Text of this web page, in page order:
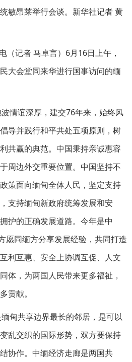
敏昂莱举行会谈。新华社记者 黄
（记者 马卓言）6月16日上午，
大会堂同来华进行国事访问的缅
情谊深厚，建交76年来，始终风
导并践行和平共处五项原则，树
共赢的典范。中国秉持亲诚惠容
周边外交重要位置。中国坚持不
策面向缅甸全体人民，坚定支持
支持缅甸新政府统筹发展和安
护的正确发展道路。今年是中
愿同缅方分享发展经验，共同打造
利互惠、安全上协调互促、人文
体，为两国人民带来更多福祉，
贡献。
甸共享边界最长的邻居，是可以
乱交织的国际形势，双方要保持
协作。中缅经济走廊是两国共